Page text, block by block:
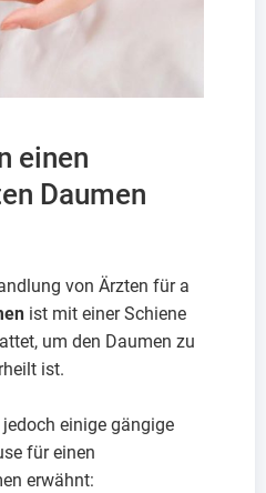
einen
Daumen
von Ärzten für a
ist mit einer Schiene
um den Daumen zu
ist.
jedoch einige gängige
für einen
erwähnt: